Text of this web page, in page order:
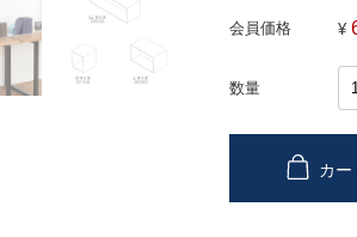
会員価格 ¥
数量
カー